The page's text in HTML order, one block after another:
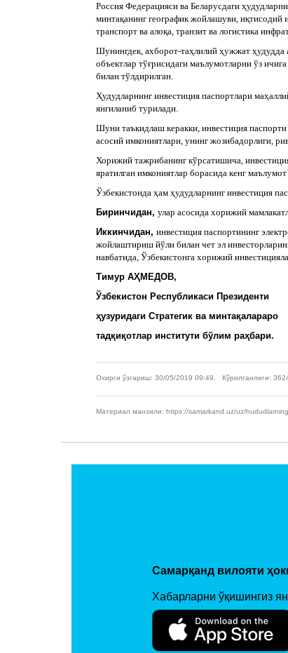
Россия Федерацияси ва Беларусдаги
минтақанинг географик жойлашуви, иқтисодий
транспорт ва алоқа, транзит ва логистика
Шунингдек, ахборот-таҳлилий ҳужжат ҳудудда
объектлар тўғрисидаги маълумотларни ўз
билан тўлдирилган.
Ҳудудларнинг инвестиция паспортлари
янгиланиб турилади.
Шуни таъкидлаш керакки, инвестиция
асосий имкониятлари, унинг жозибадорлиги,
Хорижий тажрибанинг кўрсатишича,
яратилган имкониятлар борасида кенг
Ўзбекистонда ҳам ҳудудларнинг инвестиция
Биринчидан, улар асосида хорижий
Иккинчидан, инвестиция паспортининг
жойлаштириш йўли билан чет эл
навбатида, Ўзбекистонга хорижий
Тимур АҲМЕДОВ,
Ўзбекистон Республикаси Президенти
ҳузуридаги Стратегик ва минтақалараро
тадқиқотлар институти бўлим раҳбари.
Охирги ўзгариш: 30/05/2019 09:49. Кўрилганлиги:
Материал манзили: https://samarkand.uz/uz/
Самарқанд вилояти
Хабарларни ўқишингиз